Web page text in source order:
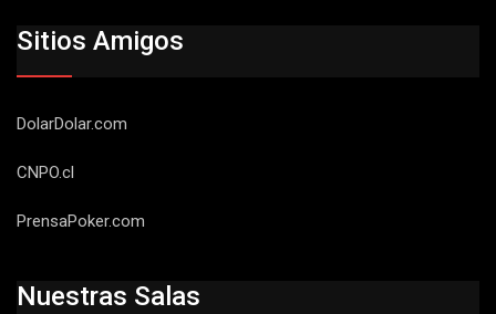
Sitios Amigos
DolarDolar.com
CNPO.cl
PrensaPoker.com
Nuestras Salas